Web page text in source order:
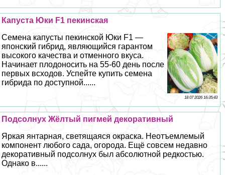
Капуста Юки F1 пекинская
Семена капусты пекинской Юки F1 —
японский гибрид, являющийся гарантом
высокого качества и отменного вкуса.
Начинает плодоносить на 55-60 день после
первых всходов. Успейте купить семена
гибрида по доступной......
18 07 2026 16:35:43
Подсолнух Жёлтый пигмей декоративный
Яркая янтарная, светящаяся окраска. Неотъемлемый
компонент любого сада, огорода. Ещё совсем недавно
декоративный подсолнух был абсолютной редкостью.
Однако в......